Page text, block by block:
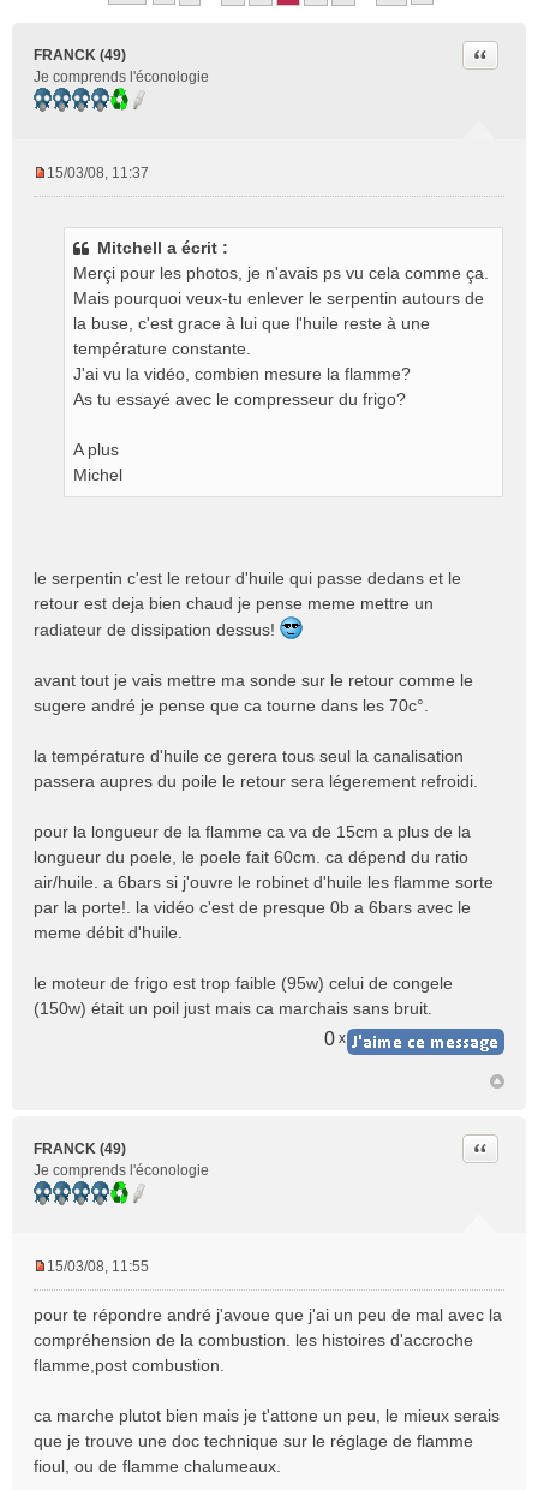
FRANCK (49)
Je comprends l'éconologie
Citer
15/03/08, 11:37
Mitchell a écrit :
Merçi pour les photos, je n'avais ps vu cela comme ça.
Mais pourquoi veux-tu enlever le serpentin autours de
la buse, c'est grace à lui que l'huile reste à une
température constante.
J'ai vu la vidéo, combien mesure la flamme?
As tu essayé avec le compresseur du frigo?
A plus
Michel
le serpentin c'est le retour d'huile qui passe dedans et le
retour est deja bien chaud je pense meme mettre un
radiateur de dissipation dessus!
avant tout je vais mettre ma sonde sur le retour comme le
sugere andré je pense que ca tourne dans les 70c°.
la température d'huile ce gerera tous seul la canalisation
passera aupres du poile le retour sera légerement refroidi.
pour la longueur de la flamme ca va de 15cm a plus de la
longueur du poele, le poele fait 60cm. ca dépend du ratio
air/huile. a 6bars si j'ouvre le robinet d'huile les flamme sorte
par la porte!. la vidéo c'est de presque 0b a 6bars avec le
meme débit d'huile.
le moteur de frigo est trop faible (95w) celui de congele
(150w) était un poil just mais ca marchais sans bruit.
0 x
FRANCK (49)
Je comprends l'éconologie
Citer
s
s
a
e
n
15/03/08, 11:55
pour te répondre andré j'avoue que j'ai un peu de mal avec la
compréhension de la combustion. les histoires d'accroche
flamme,post combustion.
ca marche plutot bien mais je t'attone un peu, le mieux serais
que je trouve une doc technique sur le réglage de flamme
fioul, ou de flamme chalumeaux.